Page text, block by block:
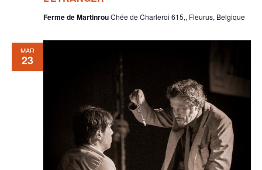
Ferme de MartinrouChée de Charleroi 615,, Fleurus, Belgique
MAR
23